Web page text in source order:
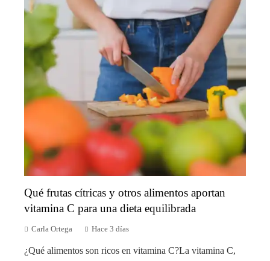
Qué frutas cítricas y otros alimentos aportan
vitamina C para una dieta equilibrada
Carla Ortega Hace 3 días
¿Qué alimentos son ricos en vitamina C?La vitamina C,